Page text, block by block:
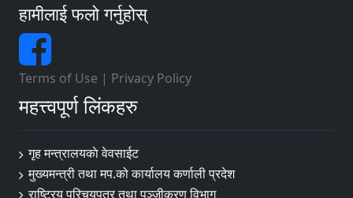
हामीलाई फलो गर्नुहोस्
Terms of Use | Privacy Policy
महत्त्वपूर्ण लिंकहरु
गृह मन्त्रालयकाे वेवसाईट
मुख्यमन्त्री तथा मप.को कार्यालय कर्णाली प्रदेश
राष्ट्रिय परिचयपत्र तथा पञ्जीकरण विभाग